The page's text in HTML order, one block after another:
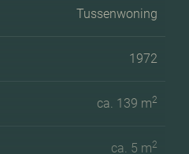
Tussenwoning
1972
ca. 139 m2
ca. 5 m2